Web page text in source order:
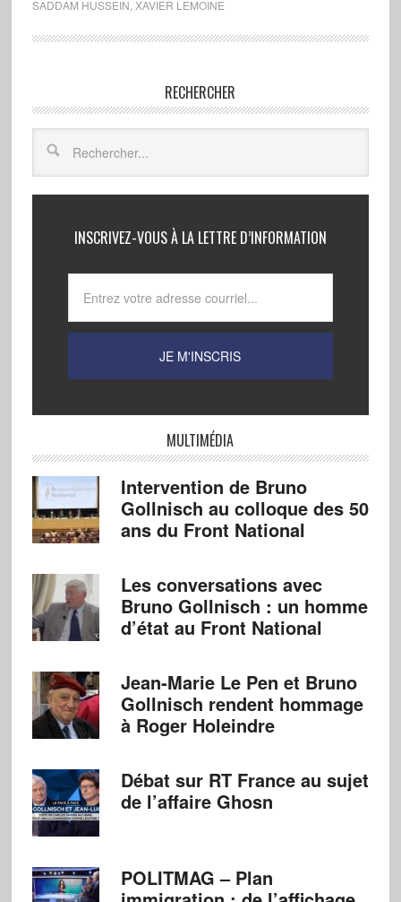
SADDAM HUSSEIN XAVIER LEMOINE
RECHERCHER
INSCRIVEZ-VOUS À LA LETTRE D’INFORMATION
MULTIMÉDIA
Intervention de Bruno
Gollnisch au colloque des 50
ans du Front National
Les conversations avec
Bruno Gollnisch : un homme
d’état au Front National
Jean-Marie Le Pen et Bruno
Gollnisch rendent hommage
à Roger Holeindre
Débat sur RT France au sujet
de l’affaire Ghosn
POLITMAG – Plan